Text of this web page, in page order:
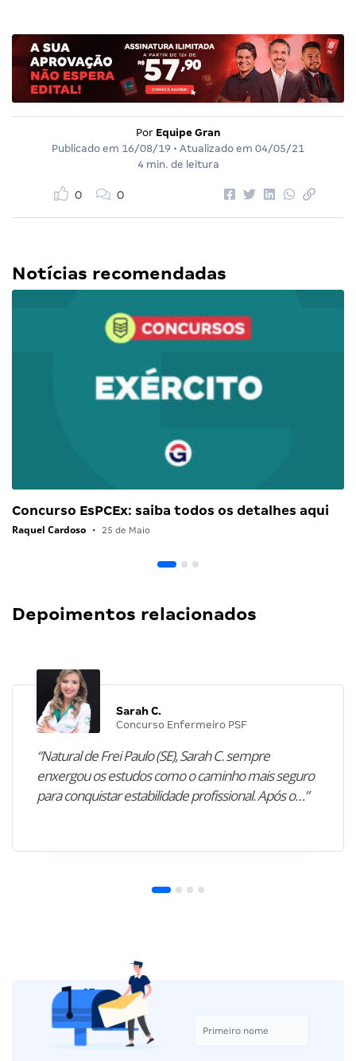
Por Equipe Gran
Publicado em 16/08/19 • Atualizado em 04/05/21
4 min. de leitura
0 0
Notícias recomendadas
Concurso EsPCEx: saiba todos os detalhes aqui
Raquel Cardoso • 25 de Maio
Depoimentos relacionados
Sarah C.
Concurso Enfermeiro PSF
“Natural de Frei Paulo (SE), Sarah C. sempre
enxergou os estudos como o caminho mais seguro
para conquistar estabilidade profissional. Após o…”